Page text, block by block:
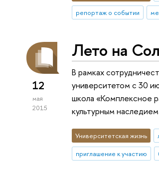
репортаж о событии
12
мая
2015
Лето на
В рамках
университетом с 30
школа «Комплексное
культурным
Университетская жизнь
приглашение к участию